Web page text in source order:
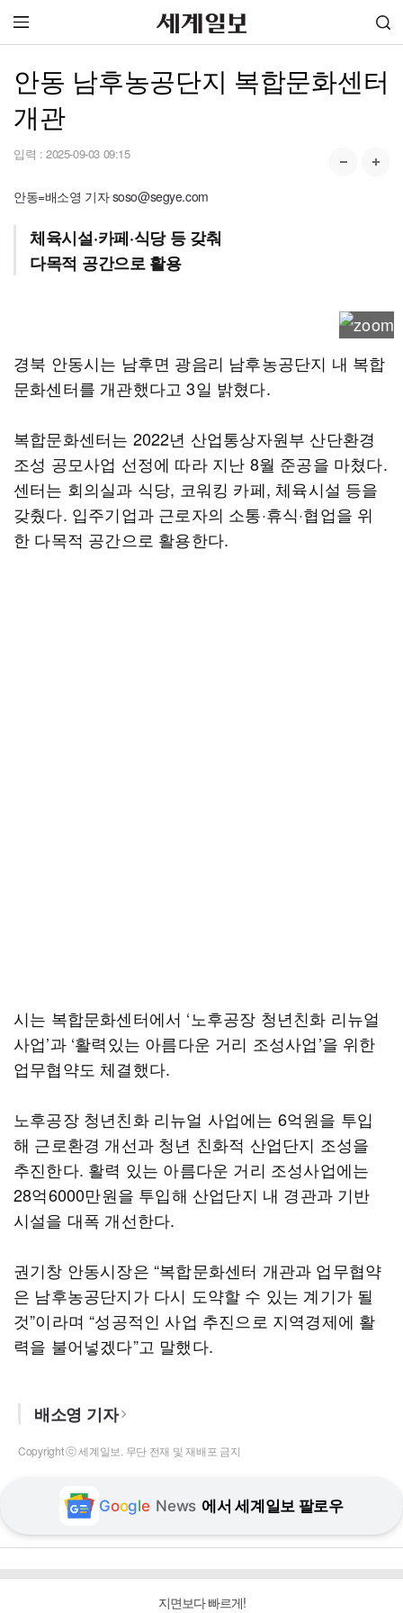
안동 남후농공단지 복합문화센터
개관
입력 : 2025-09-03 09:15
안동=배소영 기자 soso@segye.com
체육시설·카페·식당 등 갖춰
다목적 공간으로 활용
경북 안동시는 남후면 광음리 남후농공단지 내 복합
문화센터를 개관했다고 3일 밝혔다.
복합문화센터는 2022년 산업통상자원부 산단환경
조성 공모사업 선정에 따라 지난 8월 준공을 마쳤다.
센터는 회의실과 식당, 코워킹 카페, 체육시설 등을
갖췄다. 입주기업과 근로자의 소통·휴식·협업을 위
한 다목적 공간으로 활용한다.
시는 복합문화센터에서 ‘노후공장 청년친화 리뉴얼
사업’과 ‘활력있는 아름다운 거리 조성사업’을 위한
업무협약도 체결했다.
노후공장 청년친화 리뉴얼 사업에는 6억원을 투입
해 근로환경 개선과 청년 친화적 산업단지 조성을
추진한다. 활력 있는 아름다운 거리 조성사업에는
28억6000만원을 투입해 산업단지 내 경관과 기반
시설을 대폭 개선한다.
권기창 안동시장은 “복합문화센터 개관과 업무협약
은 남후농공단지가 다시 도약할 수 있는 계기가 될
것”이라며 “성공적인 사업 추진으로 지역경제에 활
력을 불어넣겠다”고 말했다.
배소영 기자
Copyright ⓒ 세계일보. 무단 전재 및 재배포 금지
Google News 에서 세계일보 팔로우
지면보다 빠르게!